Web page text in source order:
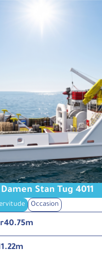
Damen Stan Tug 4011
Occasion
40.75m